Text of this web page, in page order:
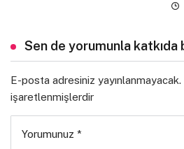
Sen de yorumunla katkıda
E-posta adresiniz yayınlanmayacak.
işaretlenmişlerdir
Yorumunuz *